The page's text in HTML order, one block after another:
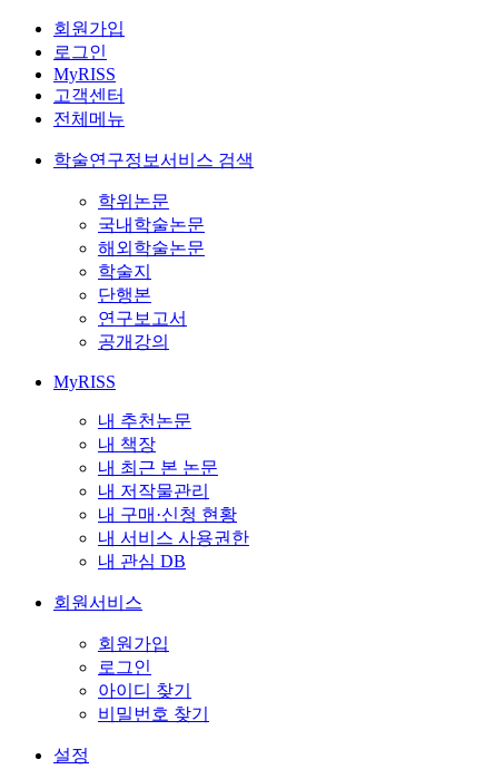
회원가입
로그인
MyRISS
고객센터
전체메뉴
학술연구정보서비스 검색
학위논문
국내학술논문
해외학술논문
학술지
단행본
연구보고서
공개강의
MyRISS
내 추천논문
내 책장
내 최근 본 논문
내 저작물관리
내 구매·신청 현황
내 서비스 사용권한
내 관심 DB
회원서비스
회원가입
로그인
아이디 찾기
비밀번호 찾기
설정